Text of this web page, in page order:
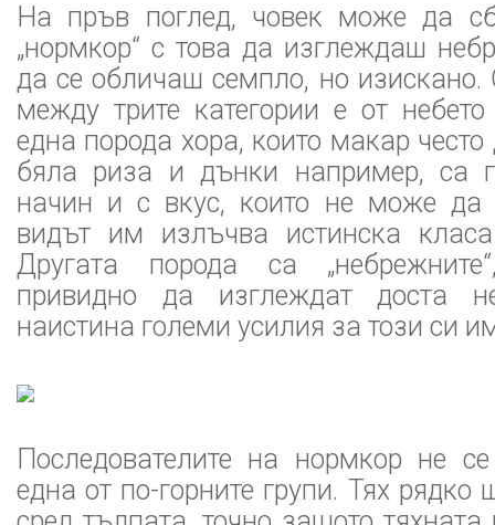
На пръв поглед, човек може да
„нормкор“ с това да изглеждаш
да се обличаш семпло, но
между трите категории е от
една порода хора, които макар
бяла риза и дънки например, са
начин и с вкус, които не може да
видът им излъчва истинска
Другата порода са
привидно да изглеждат доста
наистина големи усилия за този си
Последователите на нормкор не
една от по-горните групи. Тях рядко